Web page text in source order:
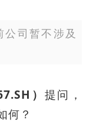
司暂不涉及
） 提问，
何？